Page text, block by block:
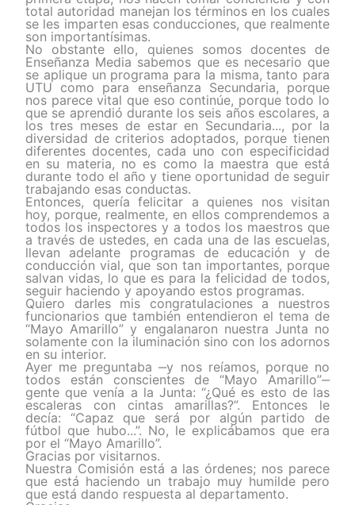
total autoridad manejan los términos en los cuales
se les imparten esas conducciones, que realmente
son importantísimas.
No obstante ello, quienes somos docentes de
Enseñanza Media sabemos que es necesario que
se aplique un programa para la misma, tanto para
UTU como para enseñanza Secundaria, porque
nos parece vital que eso continúe, porque todo lo
que se aprendió durante los seis años escolares, a
los tres meses de estar en Secundaria..., por la
diversidad de criterios adoptados, porque tienen
diferentes docentes, cada uno con especificidad
en su materia, no es como la maestra que está
durante todo el año y tiene oportunidad de seguir
trabajando esas conductas.
Entonces, quería felicitar a quienes nos visitan
hoy, porque, realmente, en ellos comprendemos a
todos los inspectores y a todos los maestros que
a través de ustedes, en cada una de las escuelas,
llevan adelante programas de educación y de
conducción vial, que son tan importantes, porque
salvan vidas, lo que es para la felicidad de todos,
seguir haciendo y apoyando estos programas.
Quiero darles mis congratulaciones a nuestros
funcionarios que también entendieron el tema de
“Mayo Amarillo” y engalanaron nuestra Junta no
solamente con la iluminación sino con los adornos
en su interior.
Ayer me preguntaba ‒y nos reíamos, porque no
todos están conscientes de “Mayo Amarillo”‒
gente que venía a la Junta: “¿Qué es esto de las
escaleras con cintas amarillas?”. Entonces le
decía: “Capaz que será por algún partido de
fútbol que hubo...”. No, le explicábamos que era
por el “Mayo Amarillo”.
Gracias por visitarnos.
Nuestra Comisión está a las órdenes; nos parece
que está haciendo un trabajo muy humilde pero
que está dando respuesta al departamento.